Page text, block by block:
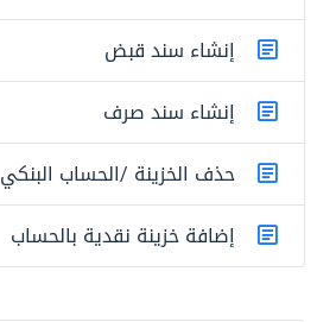
إنشاء سند قبض
إنشاء سند صرف
حذف الخزينة /الحساب البنكي
إضافة خزينة نقدية بالحساب